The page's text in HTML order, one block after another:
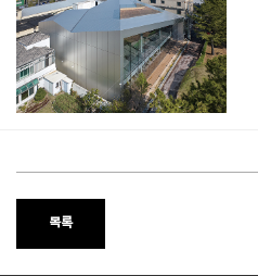
목록